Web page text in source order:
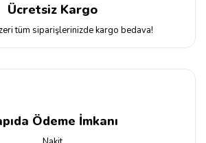
Ücretsiz Kargo
tüm siparişlerinizde kargo bedava!
Ödeme İmkanı